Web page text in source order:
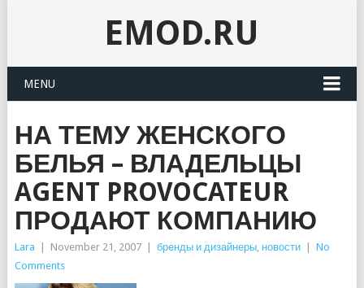
EMOD.RU
MENU
НА ТЕМУ ЖЕНСКОГО
БЕЛЬЯ – ВЛАДЕЛЬЦЫ
AGENT PROVOCATEUR
ПРОДАЮТ КОМПАНИЮ
Lara November 21, 2007 бренды и дизайнеры, новости
No
Comments